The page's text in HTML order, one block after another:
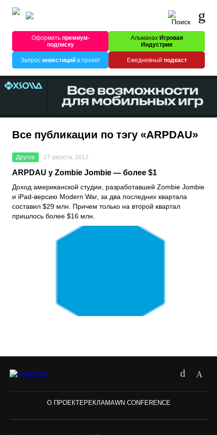
Оформитьпремиум-
подписку
Альманах Игровая
Индустрия
Запрос инвестицийв проект Ежедневный подкаст
Все публикации по тэгу «ARPDAU»
Другое 17 августа, 2012
ARPDAU у Zombie Jombie — более $1
Доход американской студии, разработавшей Zombie Jombie
и iPad-версию Modern War, за два последних квартала
составил $29 млн. Причем только на второй квартал
пришлось более $16 млн.
О ПРОЕКТЕРЕКЛАМАWN CONFERENCE